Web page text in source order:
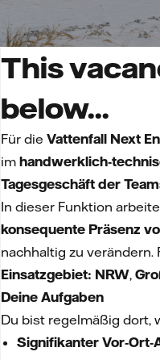
This
below...
Für dieVattenfall Next
im
Tagesgeschäft der
In dieser Funktion
konsequente Präsenz
nachhaltig zu
Einsatzgebiet: NRW,
Deine Aufgaben
Du bist regelmäßig dort,
Signifikanter